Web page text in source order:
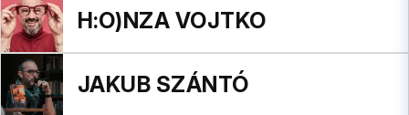
H:O)NZA VOJTKO
JAKUB SZÁNTÓ